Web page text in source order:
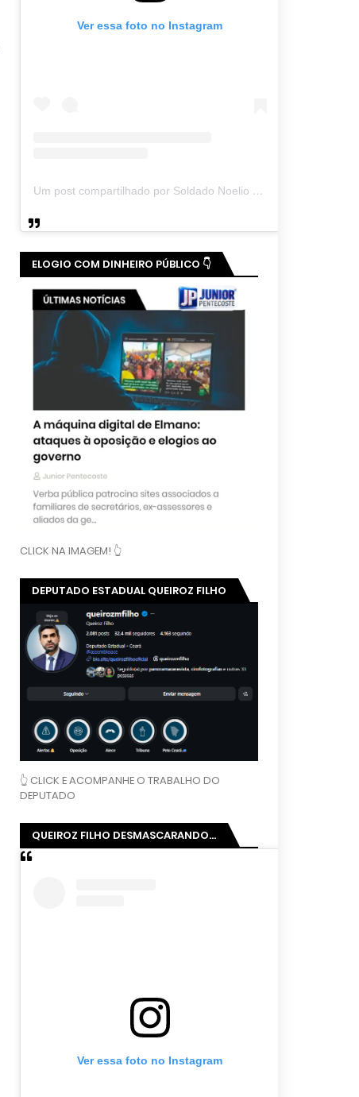
Ver essa foto no Instagram
Um post compartilhado por Soldado Noelio (@soldadonoelio)
ELOGIO COM DINHEIRO PÚBLICO 👇
CLICK NA IMAGEM! 👆
DEPUTADO ESTADUAL QUEIROZ FILHO
👆 CLICK E ACOMPANHE O TRABALHO DO
DEPUTADO
QUEIROZ FILHO DESMASCARANDO...
Ver essa foto no Instagram